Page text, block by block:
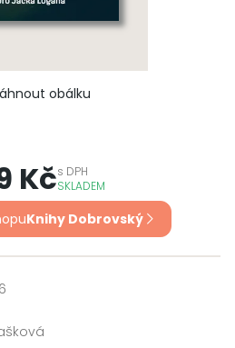
obálku
Kčs DPH
SKLADEM
Knihy Dobrovský